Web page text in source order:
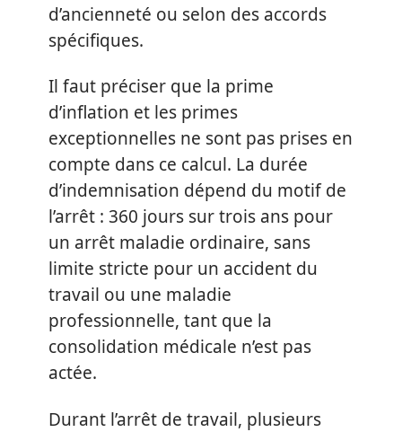
d’ancienneté ou selon des accords
spécifiques.
Il faut préciser que la prime
d’inflation et les primes
exceptionnelles ne sont pas prises en
compte dans ce calcul. La durée
d’indemnisation dépend du motif de
l’arrêt : 360 jours sur trois ans pour
un arrêt maladie ordinaire, sans
limite stricte pour un accident du
travail ou une maladie
professionnelle, tant que la
consolidation médicale n’est pas
actée.
Durant l’arrêt de travail, plusieurs